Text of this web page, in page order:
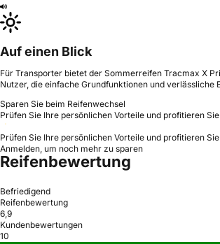
Auf einen Blick
Für Transporter bietet der Sommerreifen Tracmax X
Nutzer, die einfache Grundfunktionen und verlässliche
Sparen Sie beim Reifenwechsel
Prüfen Sie Ihre persönlichen Vorteile und profitieren
Prüfen Sie Ihre persönlichen Vorteile und profitieren
Anmelden, um noch mehr zu sparen
Reifenbewertung
Befriedigend
Reifenbewertung
6,9
Kundenbewertungen
10